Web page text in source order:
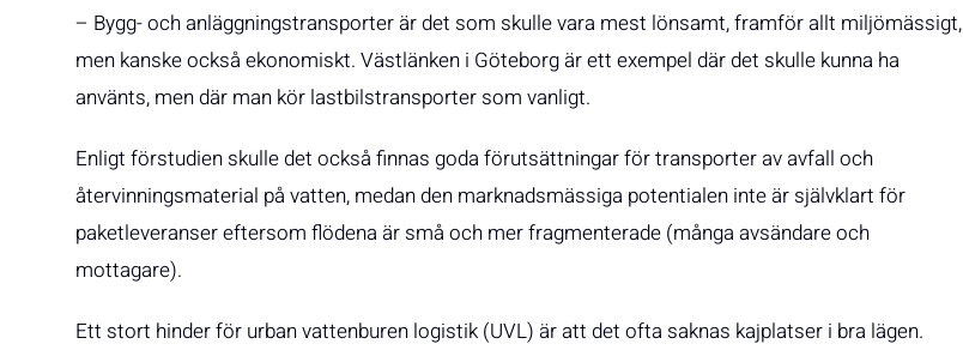
– Bygg- och anläggningstransporter är det som skulle vara mest lönsamt, framför allt miljömässigt,
men kanske också ekonomiskt. Västlänken i Göteborg är ett exempel där det skulle kunna ha
använts, men där man kör lastbilstransporter som vanligt.
Enligt förstudien skulle det också finnas goda förutsättningar för transporter av avfall och
återvinningsmaterial på vatten, medan den marknadsmässiga potentialen inte är självklart för
paketleveranser eftersom flödena är små och mer fragmenterade (många avsändare och
mottagare).
Ett stort hinder för urban vattenburen logistik (UVL) är att det ofta saknas kajplatser i bra lägen.